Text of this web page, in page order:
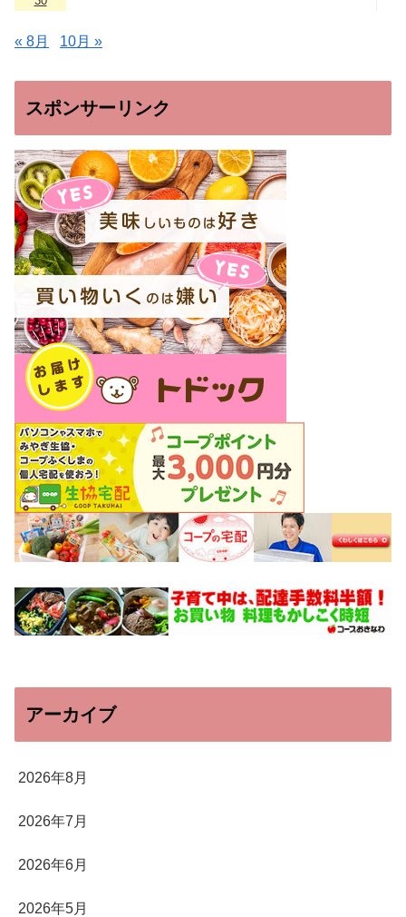
« 8月 10月 »
スポンサーリンク
アーカイブ
2026年8月
2026年7月
2026年6月
2026年5月